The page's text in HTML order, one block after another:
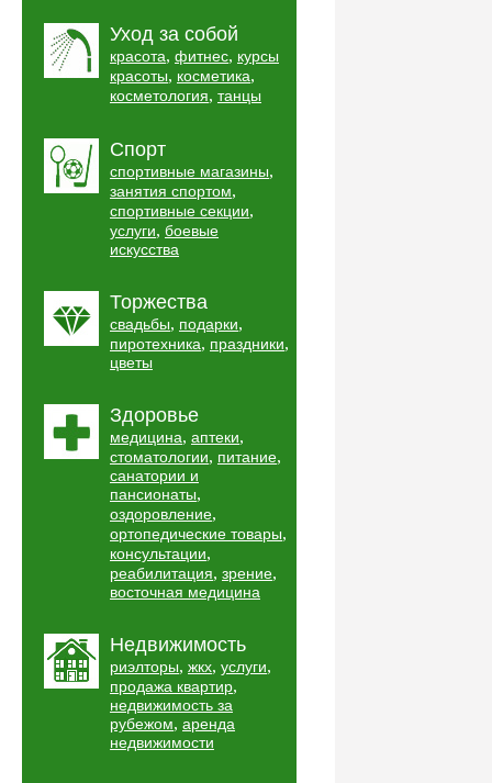
Уход за собой
красота, фитнес, курсы
красоты, косметика,
косметология, танцы
Спорт
спортивные магазины,
занятия спортом,
спортивные секции,
услуги, боевые
искусства
Торжества
свадьбы, подарки,
пиротехника, праздники,
цветы
Здоровье
медицина, аптеки,
стоматологии, питание,
санатории и
пансионаты,
оздоровление,
ортопедические товары,
консультации,
реабилитация, зрение,
восточная медицина
Недвижимость
риэлторы, жкх, услуги,
продажа квартир,
недвижимость за
рубежом, аренда
недвижимости